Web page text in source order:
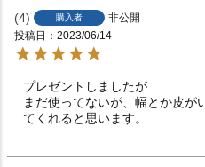
4 購入者
非公開
投稿日
2023/06/14
プレゼントしましたが
まだ使ってないが、幅とか皮が
てくれると思います。